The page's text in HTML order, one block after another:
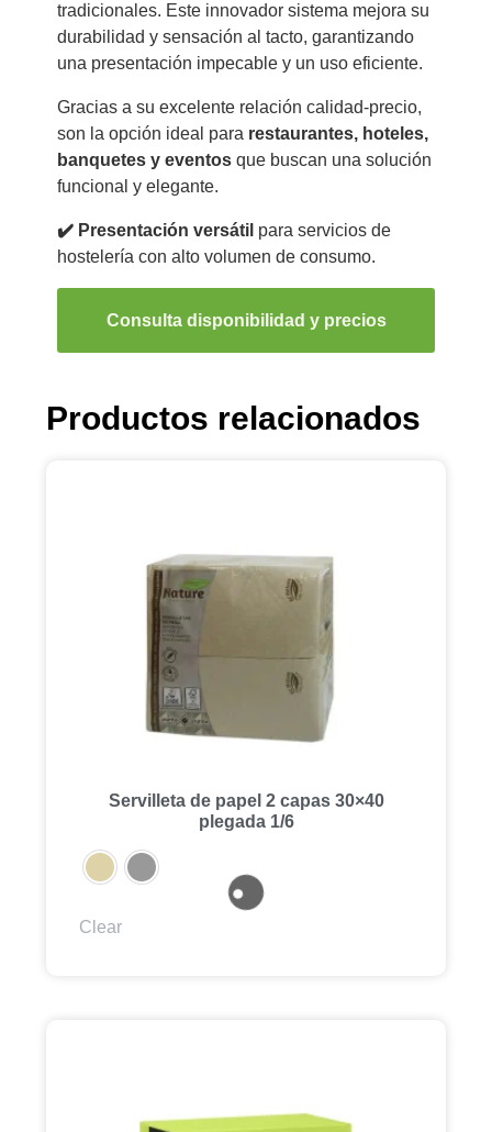
tradicionales. Este innovador sistema mejora su
durabilidad y sensación al tacto, garantizando
una presentación impecable y un uso eficiente.
Gracias a su excelente relación calidad-precio,
son la opción ideal para restaurantes, hoteles,
banquetes y eventosque buscan una solución
funcional y elegante.
✔️ Presentación versátil para servicios de
hostelería con alto volumen de consumo.
Consulta disponibilidad y precios
Productos relacionados
Servilleta de papel 2 capas 30×40
plegada 1/6
Clear